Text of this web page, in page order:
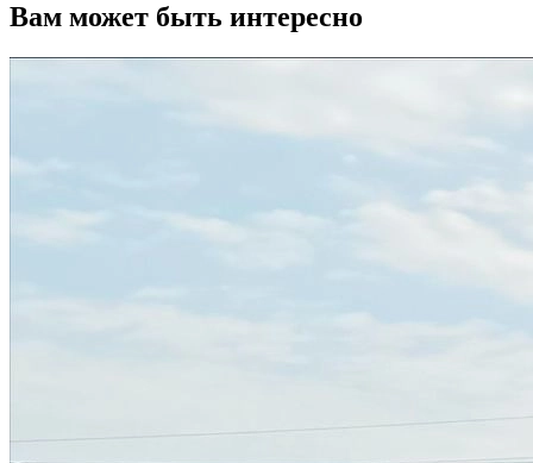
Вам может быть интересно